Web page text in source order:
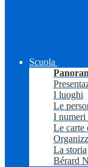
Scuola
I luoghi
Le
I numeri
Le carte
La storia
Bérard